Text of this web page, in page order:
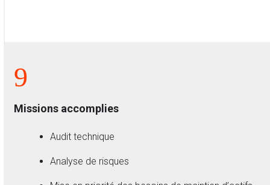
9
Missions accomplies
Audit technique
Analyse de risques